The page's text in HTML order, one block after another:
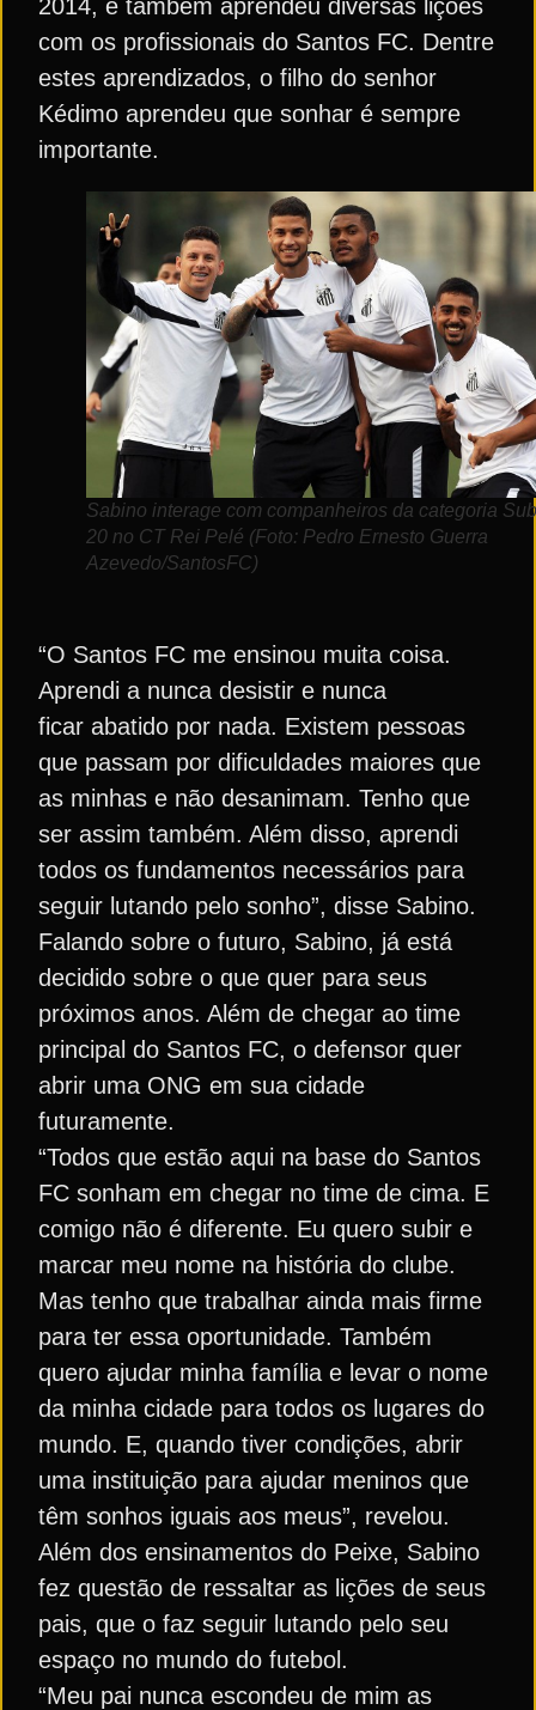
2014, e também aprendeu diversas lições
com os profissionais do Santos FC. Dentre
estes aprendizados, o filho do senhor
Kédimo aprendeu que sonhar é sempre
importante.
Sabino interage com companheiros da categoria
20 no CT Rei Pelé (Foto: Pedro Ernesto Guerra
Azevedo/SantosFC)
“O Santos FC me ensinou muita coisa.
Aprendi a nunca desistir e nunca
ficar abatido por nada. Existem pessoas
que passam por dificuldades maiores que
as minhas e não desanimam. Tenho que
ser assim também. Além disso, aprendi
todos os fundamentos necessários para
seguir lutando pelo sonho”, disse Sabino.
Falando sobre o futuro, Sabino, já está
decidido sobre o que quer para seus
próximos anos. Além de chegar ao time
principal do Santos FC, o defensor quer
abrir uma ONG em sua cidade
futuramente.
“Todos que estão aqui na base do Santos
FC sonham em chegar no time de cima. E
comigo não é diferente. Eu quero subir e
marcar meu nome na história do clube.
Mas tenho que trabalhar ainda mais firme
para ter essa oportunidade. Também
quero ajudar minha família e levar o nome
da minha cidade para todos os lugares do
mundo. E, quando tiver condições, abrir
uma instituição para ajudar meninos que
têm sonhos iguais aos meus”, revelou.
Além dos ensinamentos do Peixe, Sabino
fez questão de ressaltar as lições de seus
pais, que o faz seguir lutando pelo seu
espaço no mundo do futebol.
“Meu pai nunca escondeu de mim as